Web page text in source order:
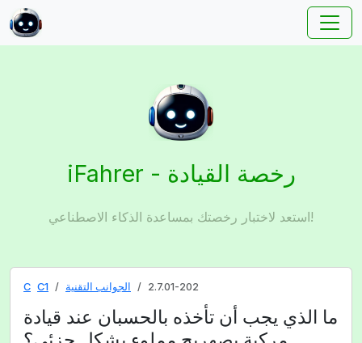
iFahrer - رخصة القيادة
استعد لاختبار رخصتك بمساعدة الذكاء الاصطناعي!
C C1 الجوانب التقنية 2.7.01-202
ما الذي يجب أن تأخذه بالحسبان عند قيادة